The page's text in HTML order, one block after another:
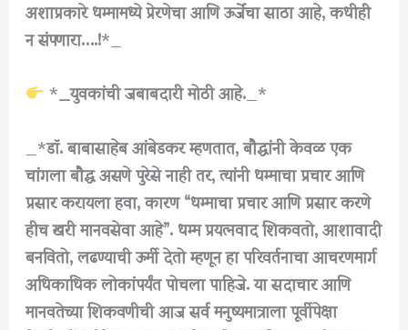
अशाप्रकारे धम्मामध्ये प्रेरणेचा आणि ऊर्जेचा साठा आहे, कधीही
न संपणारा….!*_
*_युवकांची जबाबदारी मोठी आहे._*
_*डॉ. बाबासाहेब आंबेडकर म्हणतात, बौद्धांनी केवळ एक
चांगला बौद्ध असणे पुरेसे नाही तर, त्यांनी धम्माचा प्रचार आणि
प्रसार करायला हवा, कारण “धम्माचा प्रचार आणि प्रसार करणे
हीच खरी मानवसेवा आहे”. धम्म प्रयत्नवाद शिकवतो, आशावादी
बनवितो, लढण्याची ऊर्मी देतो म्हणून हा परिवर्तनाचा आचरणमार्ग
अधिकाधिक लोकांपर्यंत पोचला पाहिजे. या सदाचार आणि
मानवतेच्या शिकवणीची आज सर्व मनुष्यमात्राला पूर्वीपेक्षा